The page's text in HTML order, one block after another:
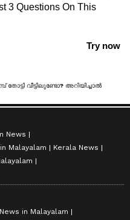
News
Malayalam
Kerala News
in Malayalam